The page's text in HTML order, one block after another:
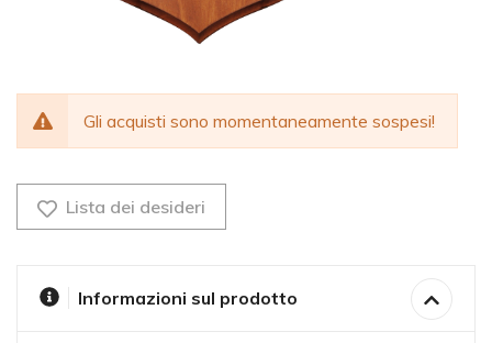
Gli acquisti sono momentaneamente sospesi!
Lista dei desideri
Informazioni sul prodotto